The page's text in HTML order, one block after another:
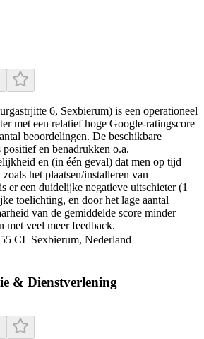
6, Sexbierum) is een operationeel
met een relatief hoge Google-ratingscore
beoordelingen. De beschikbare
en benadrukken o.a.
en (in één geval) dat men op tijd
het plaatsen/installeren van
er een duidelijke negatieve uitschieter (1
toelichting, en door het lage aantal
van de gemiddelde score minder
met veel meer feedback.
CL Sexbierum, Nederland
& Dienstverlening